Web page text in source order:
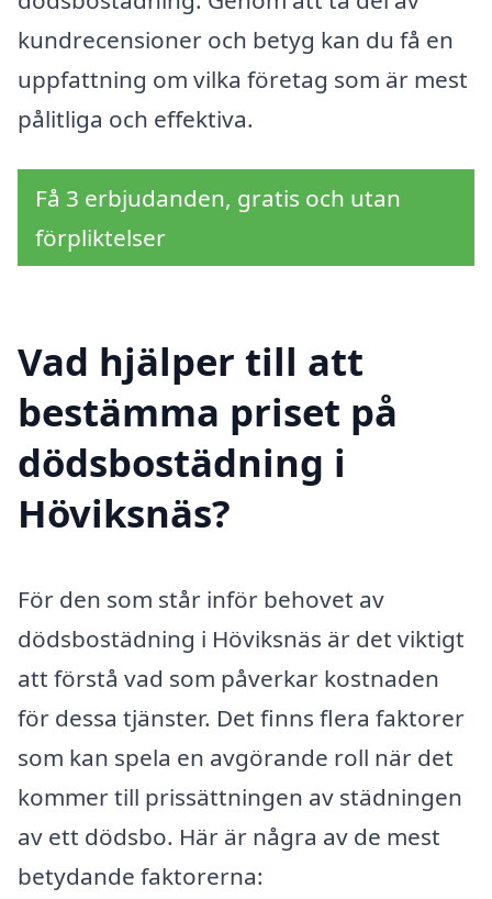
kundrecensioner och betyg kan du få en
uppfattning om vilka företag som är mest
pålitliga och effektiva.
Få 3 erbjudanden, gratis och utan
förpliktelser
Vad hjälper till att
bestämma priset på
dödsbostädning i
Höviksnäs?
För den som står inför behovet av
dödsbostädning i Höviksnäs är det viktigt
att förstå vad som påverkar kostnaden
för dessa tjänster. Det finns flera faktorer
som kan spela en avgörande roll när det
kommer till prissättningen av städningen
av ett dödsbo. Här är några av de mest
betydande faktorerna: